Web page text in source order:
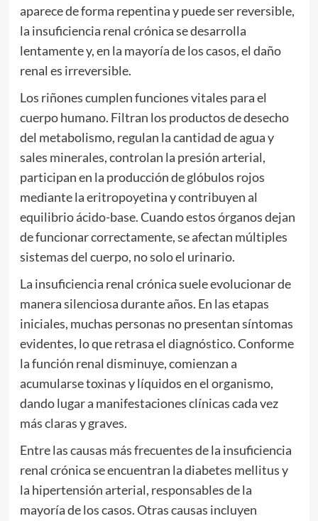
aparece de forma repentina y puede ser reversible,
la insuficiencia renal crónica se desarrolla
lentamente y, en la mayoría de los casos, el daño
renal es irreversible.
Los riñones cumplen funciones vitales para el
cuerpo humano. Filtran los productos de desecho
del metabolismo, regulan la cantidad de agua y
sales minerales, controlan la presión arterial,
participan en la producción de glóbulos rojos
mediante la eritropoyetina y contribuyen al
equilibrio ácido-base. Cuando estos órganos dejan
de funcionar correctamente, se afectan múltiples
sistemas del cuerpo, no solo el urinario.
La insuficiencia renal crónica suele evolucionar de
manera silenciosa durante años. En las etapas
iniciales, muchas personas no presentan síntomas
evidentes, lo que retrasa el diagnóstico. Conforme
la función renal disminuye, comienzan a
acumularse toxinas y líquidos en el organismo,
dando lugar a manifestaciones clínicas cada vez
más claras y graves.
Entre las causas más frecuentes de la insuficiencia
renal crónica se encuentran la diabetes mellitus y
la hipertensión arterial, responsables de la
mayoría de los casos. Otras causas incluyen